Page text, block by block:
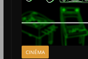
CINÉMA